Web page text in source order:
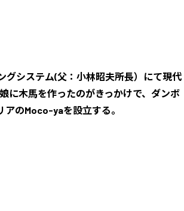
グシステム(父：小林昭夫所長）にて現代
に木馬を作ったのがきっかけで、ダンボ
のMoco-yaを設立する。